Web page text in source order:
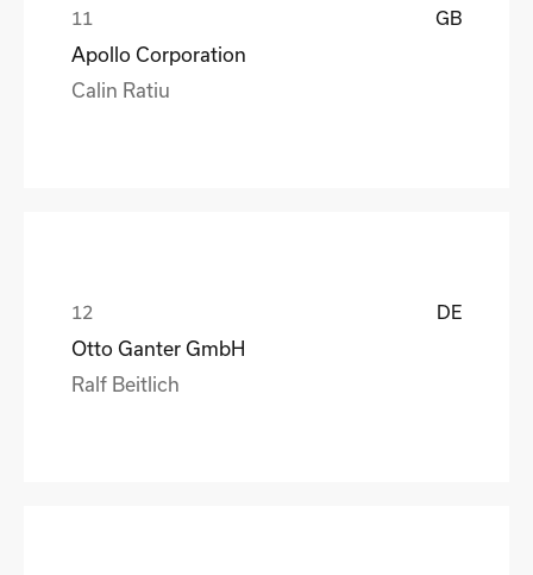
GB
Apollo Corporation
Calin Ratiu
DE
Otto Ganter GmbH
Ralf Beitlich